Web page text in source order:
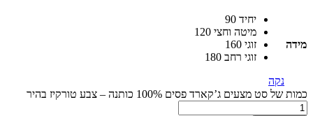
מידה
יחיד 90
מיטה וחצי 120
זוגי 160
זוגי רחב 180
נקה
כמות של סט מצעים ג’קארד פסים 100% כותנה – צבע טורקיז בהיר